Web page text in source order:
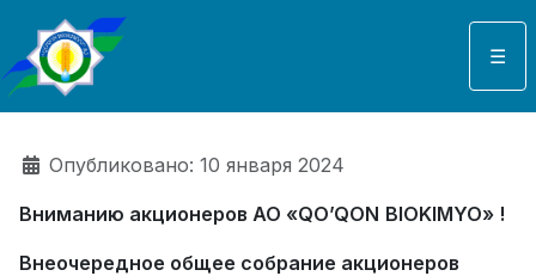
☰
Информация о материале
Опубликовано: 10 января 2024
Вниманию акционеров АО «QO’QON BIOKIMYO» !
Внеочередное общее собрание акционеров